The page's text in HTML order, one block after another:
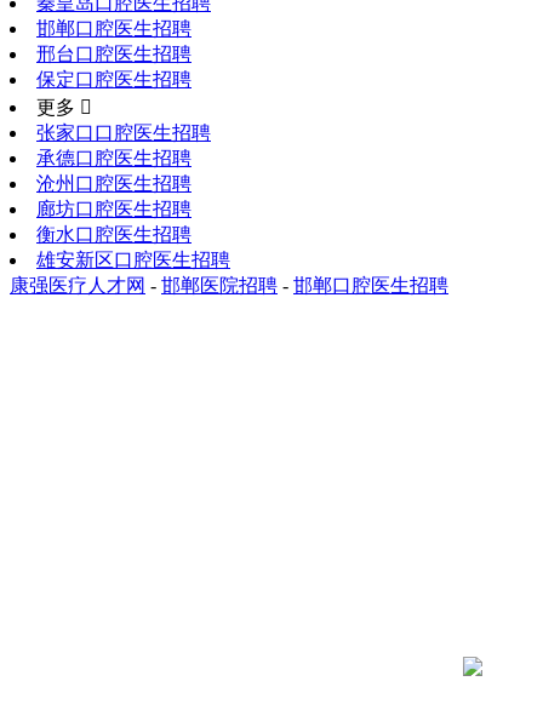
邯郸口腔医生招聘
邢台口腔医生招聘
保定口腔医生招聘
更多 
张家口口腔医生招聘
承德口腔医生招聘
沧州口腔医生招聘
廊坊口腔医生招聘
衡水口腔医生招聘
雄安新区口腔医生招聘
康强医疗人才网 - 邯郸医院招聘 - 邯郸口腔医生招聘